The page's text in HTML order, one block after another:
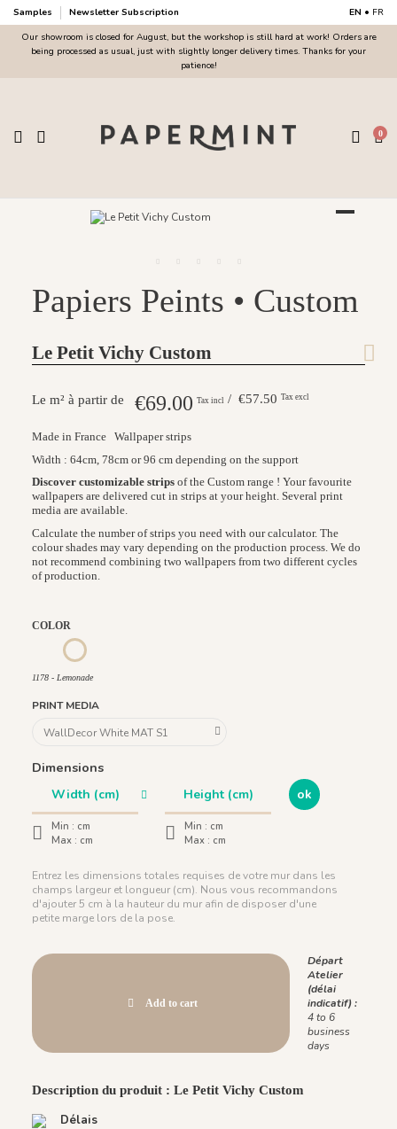
Samples Newsletter Subscription EN • FR
Our showroom is closed for August, but the workshop is still hard at work! Orders are
being processed as usual, just with slightly longer delivery times. Thanks for your
patience!
0
Papiers Peints • Custom
Le Petit Vichy Custom
€69.00 Tax incl / €57.50 Tax excl
Made in France Wallpaper strips
Width : 64cm, 78cm or 96 cm depending on the support
Discover customizable strips of the Custom range ! Your favourite
wallpapers are delivered cut in strips at your height. Several print
media are available.
Calculate the number of strips you need with our calculator. The
colour shades may vary depending on the production process. We do
not recommend combining two wallpapers from two different cycles
of production.
COLOR
1177 - Ciel Voilé1178 - Lemonade
1178 - Lemonade
PRINT MEDIA
Dimensions
Min : cm
Max : cm
Min : cm
Max : cm
ok
Entrez les dimensions totales requises de votre mur dans les
champs largeur et longueur (cm). Nous vous recommandons
d'ajouter 5 cm à la hauteur du mur afin de disposer d'une
petite marge lors de la pose.
Add to cart
Départ
Atelier
(délai
indicatif) :
4 to 6
business
days
Description du produit : Le Petit Vichy Custom
Délais